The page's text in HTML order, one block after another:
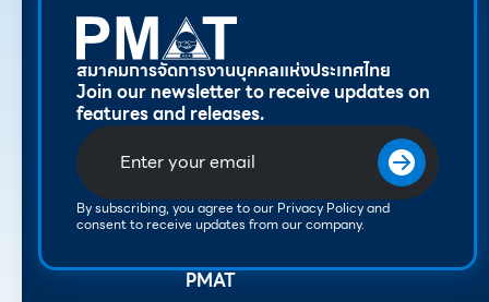
สมาคมการจัดการงานบุคคลแห่งประเทศไทย
Join our newsletter to receive updates on
features and releases.
By subscribing, you agree to our Privacy Policy and
consent to receive updates from our company.
PMAT